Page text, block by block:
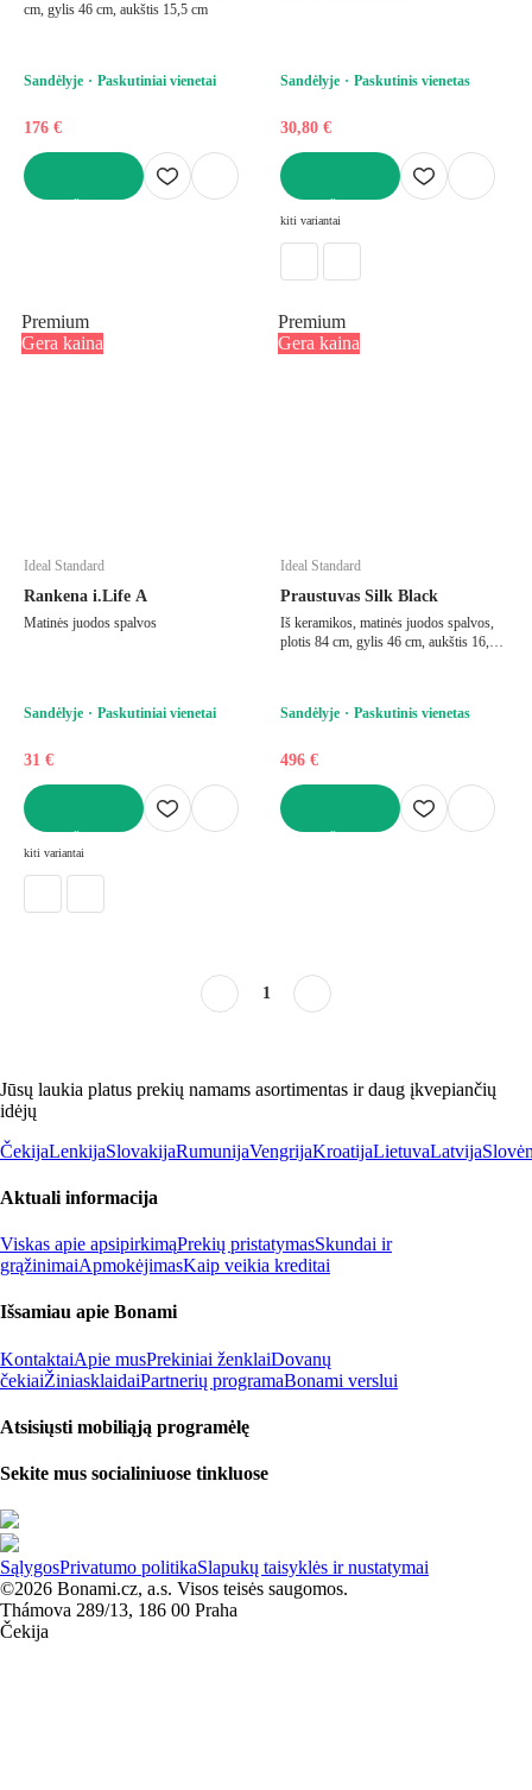
cm, gylis 46 cm, aukštis 15,5 cm
Sandėlyje Paskutiniai vienetai
176 €
Sandėlyje Paskutinis vienetas
30,80 €
kiti variantai
Premium
Gera kaina
Ideal Standard
Rankena i.Life A
Matinės juodos spalvos
Sandėlyje Paskutiniai vienetai
31 €
kiti variantai
Premium
Gera kaina
Ideal Standard
Praustuvas Silk Black
Iš keramikos, matinės juodos spalvos,
plotis 84 cm, gylis 46 cm, aukštis 16,5
Sandėlyje Paskutinis vienetas
496 €
1
Jūsų laukia platus prekių namams asortimentas ir daug įkvepiančių
idėjų
ČekijaLenkijaSlovakijaRumunijaVengrijaKroatijaLietuvaLatvija
Aktuali informacija
Viskas apie apsipirkimąPrekių pristatymasSkundai ir
grąžinimaiApmokėjimasKaip veikia kreditai
Išsamiau apie Bonami
KontaktaiApie musPrekiniai ženklaiDovanų
čekiaiŽiniasklaidaiPartnerių programaBonami verslui
Atsisiųsti mobiliąją programėlę
Sekite mus socialiniuose tinkluose
SąlygosPrivatumo politikaSlapukų taisyklės ir nustatymai
©2026 Bonami.cz, a.s. Visos teisės saugomos.
Thámova 289/13, 186 00 Praha
Čekija